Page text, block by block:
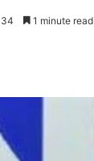
34 1 minute read